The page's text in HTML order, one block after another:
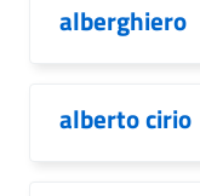
alberghiero
alberto cirio